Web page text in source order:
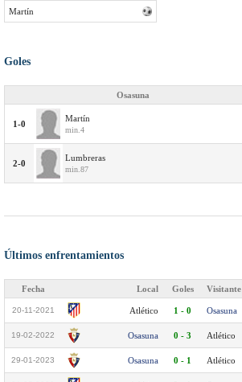
Martín
Goles
Osasuna
1-0
Martín
min.4
2-0
Lumbreras
min.87
Últimos enfrentamientos
Fecha Local Goles Visitante
20-11-2021 Atlético 1 - 0 Osasuna
19-02-2022 Osasuna 0 - 3 Atlético
29-01-2023 Osasuna 0 - 1 Atlético